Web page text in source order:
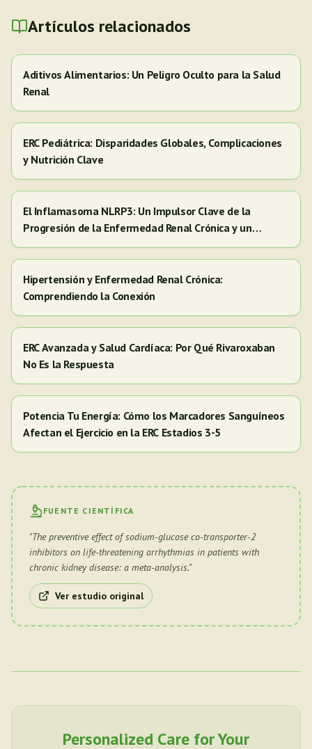
Artículos relacionados
Aditivos Alimentarios: Un Peligro Oculto para la Salud
Renal
ERC Pediátrica: Disparidades Globales, Complicaciones
y Nutrición Clave
El Inflamasoma NLRP3: Un Impulsor Clave de la
Progresión de la Enfermedad Renal Crónica y un
Objetivo para Nuevas Terapias
Hipertensión y Enfermedad Renal Crónica:
Comprendiendo la Conexión
ERC Avanzada y Salud Cardíaca: Por Qué Rivaroxaban
No Es la Respuesta
Potencia Tu Energía: Cómo los Marcadores Sanguíneos
Afectan el Ejercicio en la ERC Estadios 3-5
FUENTE CIENTÍFICA
"The preventive effect of sodium-glucose co-transporter-2
inhibitors on life-threatening arrhythmias in patients with
chronic kidney disease: a meta-analysis."
Ver estudio original
Personalized Care for Your